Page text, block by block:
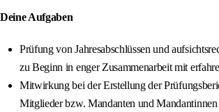
Deine Aufgaben
Prüfung von Jahresabschlüssen und
zu Beginn in enger Zusammenarbeit mit
Mitwirkung bei der Erstellung der
Mitglieder bzw. Mandanten und